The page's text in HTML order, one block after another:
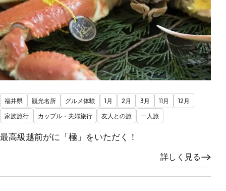
福井県 観光名所 グルメ体験 1月 2月 3月 11月
12月
家族旅行
カップル・夫婦旅行 友人との旅 一人旅
最高級越前がに「極」をいただく！
詳しく見る